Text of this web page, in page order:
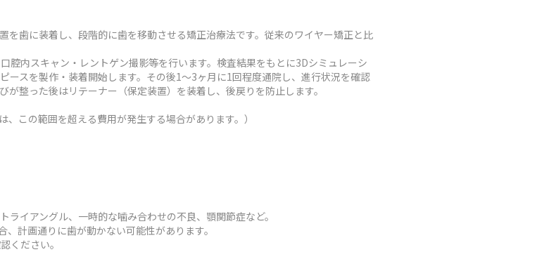
を歯に装着し、段階的に歯を移動させる矯正治療法です。従来のワイヤー矯正と比
腔内スキャン・レントゲン撮影等を行います。検査結果をもとに3Dシミュレーシ
ースを製作・装着開始します。その後1～3ヶ月に1回程度通院し、進行状況を確認
整った後はリテーナー（保定装置）を装着し、後戻りを防止します。
この範囲を超える費用が発生する場合があります。）
イアングル、一時的な噛み合わせの不良、顎関節症など。
計画通りに歯が動かない可能性があります。
ください。